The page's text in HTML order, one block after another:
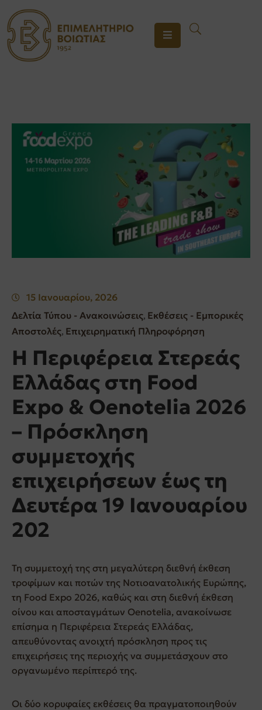
ΤΟ
ΕΠΙΜΕΛΗΤΗΡΙΟ
ΕΠΙΚΟΙΝΩΝΙΑ
15 Ιανουαρίου, 2026
Δελτία Τύπου - Ανακοινώσεις‚ Εκθέσεις - Εμπορικές
Αποστολές‚ Επιχειρηματική Πληροφόρηση
Η Περιφέρεια Στερεάς
Ελλάδας στη Food
Expo & Oenotelia 2026
– Πρόσκληση
συμμετοχής
επιχειρήσεων έως τη
Δευτέρα 19 Ιανουαρίου
202
Τη συμμετοχή της στη μεγαλύτερη διεθνή έκθεση
τροφίμων και ποτών της Νοτιοανατολικής Ευρώπης,
τη Food Expo 2026, καθώς και στη διεθνή έκθεση
οίνου και αποσταγμάτων Oenotelia, ανακοίνωσε
επίσημα η Περιφέρεια Στερεάς Ελλάδας,
απευθύνοντας ανοιχτή πρόσκληση προς τις
επιχειρήσεις της περιοχής να συμμετάσχουν στο
οργανωμένο περίπτερό της.
Οι δύο κορυφαίες εκθέσεις θα πραγματοποιηθούν